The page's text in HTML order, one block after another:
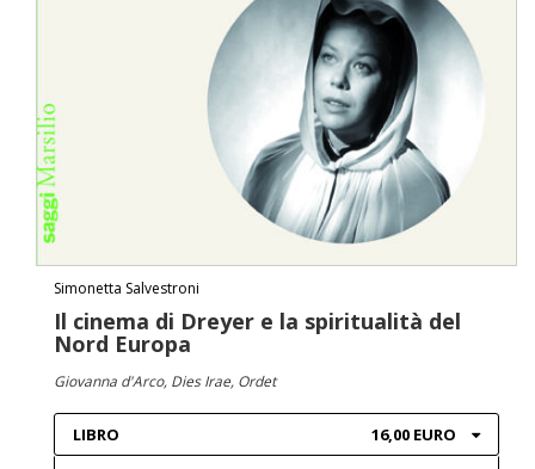
Simonetta Salvestroni
Il cinema di Dreyer e la spiritualità del
Nord Europa
Giovanna d'Arco, Dies Irae, Ordet
LIBRO 16,00 EURO